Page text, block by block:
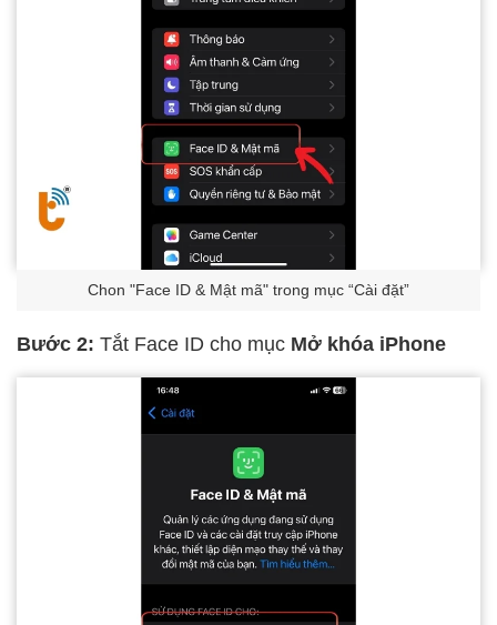
Chon "Face ID & Mật mã" trong mục “Cài đặt”
Bước 2: Tắt Face ID cho mục Mở khóa iPhone